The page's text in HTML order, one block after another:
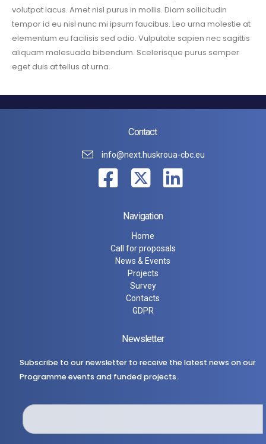
volutpat lacus. Amet nisl purus in mollis. Diam sollicitudin
tempor id eu nisl nunc mi ipsum faucibus. Leo urna molestie at
elementum eu facilisis sed odio. Vulputate sapien nec sagittis
aliquam malesuada bibendum. Scelerisque purus semper
eget duis at tellus at urna.
Contact
info@next.huskroua-cbc.eu
Navigation
Home
Call for proposals
News & Events
Projects
Survey
Contacts
GDPR
Newsletter
Subscribe to our newsletter to receive the latest news on our
Programme events and funded projects.